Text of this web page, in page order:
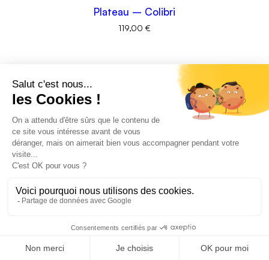
Plateau – Colibri
119,00 €
Conditions générales de ventes
Politique de confidentialité
Politique en matière de remboursements et de retours